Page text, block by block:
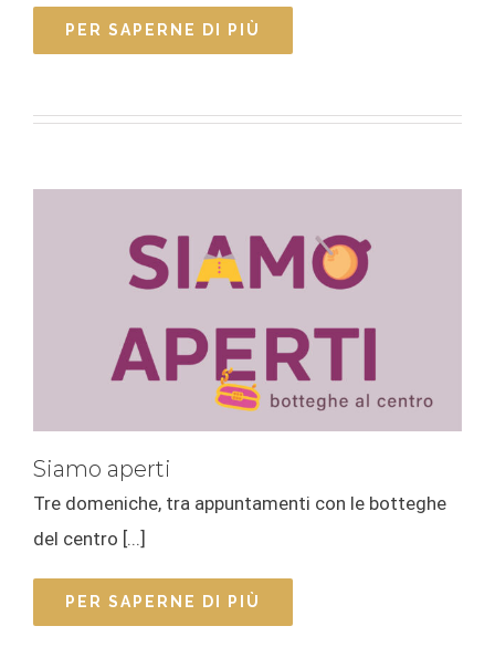
PER SAPERNE DI PIÙ
Siamo aperti
Tre domeniche, tra appuntamenti con le botteghe
del centro [...]
PER SAPERNE DI PIÙ